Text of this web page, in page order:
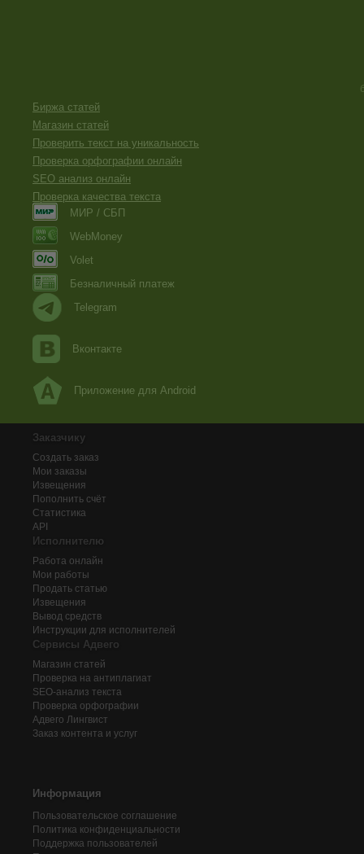
Биржа статей
Магазин статей
Проверить текст на уникальность
Проверка орфографии онлайн
SEO анализ онлайн
Проверка качества текста
МИР / СБП
WebMoney
Volet
Безналичный платеж
Telegram
Вконтакте
Приложение для Android
Заказчику
Создать заказ
Мои заказы
Извещения
Пополнить счёт
Статистика
API
Исполнителю
Работа онлайн
Мои работы
Продать статью
Извещения
Вывод средств
Инструкции для исполнителей
Сервисы Адвего
Магазин статей
Проверка на антиплагиат
SEO-анализ текста
Проверка орфографии
Адвего Лингвист
Заказ контента и услуг
Информация
Пользовательское соглашение
Политика конфиденциальности
Поддержка пользователей